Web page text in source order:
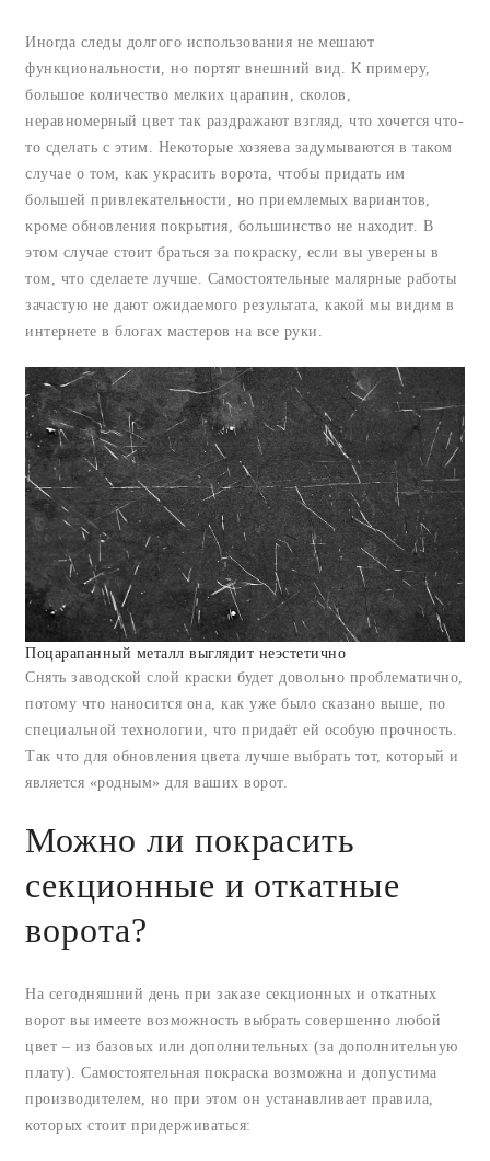
Иногда следы долгого использования не мешают
функциональности, но портят внешний вид. К примеру,
большое количество мелких царапин, сколов,
неравномерный цвет так раздражают взгляд, что хочется что-
то сделать с этим. Некоторые хозяева задумываются в таком
случае о том, как украсить ворота, чтобы придать им
большей привлекательности, но приемлемых вариантов,
кроме обновления покрытия, большинство не находит. В
этом случае стоит браться за покраску, если вы уверены в
том, что сделаете лучше. Самостоятельные малярные работы
зачастую не дают ожидаемого результата, какой мы видим в
интернете в блогах мастеров на все руки.
Поцарапанный металл выглядит неэстетично
Снять заводской слой краски будет довольно проблематично,
потому что наносится она, как уже было сказано выше, по
специальной технологии, что придаёт ей особую прочность.
Так что для обновления цвета лучше выбрать тот, который и
является «родным» для ваших ворот.
Можно ли покрасить
секционные и откатные
ворота?
На сегодняшний день при заказе секционных и откатных
ворот вы имеете возможность выбрать совершенно любой
цвет – из базовых или дополнительных (за дополнительную
плату). Самостоятельная покраска возможна и допустима
производителем, но при этом он устанавливает правила,
которых стоит придерживаться: